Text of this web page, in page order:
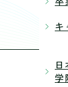
キ
学